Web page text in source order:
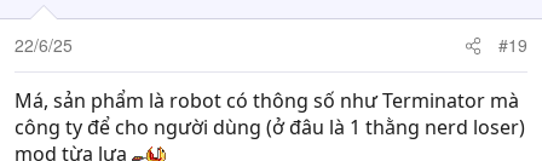
22/6/25 #19
Má, sản phẩm là robot có thông số như Terminator mà
công ty để cho người dùng (ở đâu là 1 thằng nerd loser)
mod từa lưa